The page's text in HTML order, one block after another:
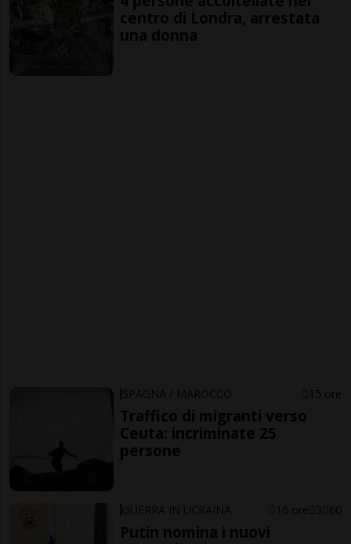
centro di Londra, arrestata
una donna
SPAGNA / MAROCCO 15 ore
Traffico di migranti verso
Ceuta: incriminate 25
persone
GUERRA IN UCRAINA 16 ore 3 60
Putin nomina i nuovi